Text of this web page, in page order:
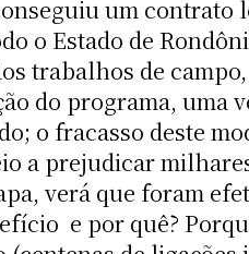
um
o Estado de
trabalhos de
do programa, uma
o fracasso deste
a prejudicar
verá que foram
 e por quê?